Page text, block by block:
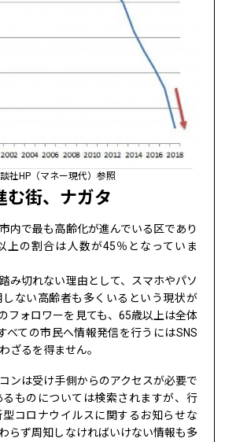
社HP（マネー現代）参照
む街、ナガタ
内で最も高齢化が進んでいる区であり
上の割合は人数が45％となっていま
み切れない理由として、スマホやパソ
ない高齢者も多くいるという現状が
フォロワーを見ても、65歳以上は全体
べての市民へ情報発信を行うにはSNS
ざるを得ません。
ンは受け手側からのアクセスが必要で
ものについては検索されますが、行
コロナウイルスに関するお知らせな
らず周知しなければいけない情報も多